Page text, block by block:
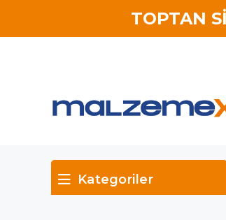
TOPTAN
Kategoriler